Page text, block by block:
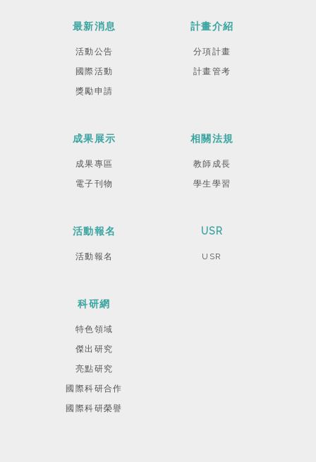
最新消息
活動公告
國際活動
獎勵申請
計畫介紹
分項計畫
計畫管考
成果展示
成果專區
電子刊物
相關法規
教師成長
學生學習
活動報名
活動報名
USR
USR
科研網
特色領域
傑出研究
亮點研究
國際科研合作
國際科研榮譽